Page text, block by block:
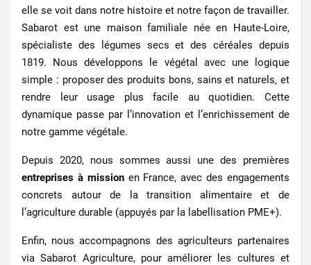
elle se voit dans notre histoire et notre façon de travailler.
Sabarot est une maison familiale née en Haute-Loire,
spécialiste des légumes secs et des céréales depuis
1819. Nous développons le végétal avec une logique
simple : proposer des produits bons, sains et naturels, et
rendre leur usage plus facile au quotidien. Cette
dynamique passe par l’innovation et l’enrichissement de
notre gamme végétale.
Depuis 2020, nous sommes aussi une des premières
entreprises à missionen France, avec des engagements
concrets autour de la transition alimentaire et de
l’agriculture durable (appuyés par la labellisation PME+).
Enfin, nous accompagnons des agriculteurs partenaires
via Sabarot Agriculture, pour améliorer les cultures et